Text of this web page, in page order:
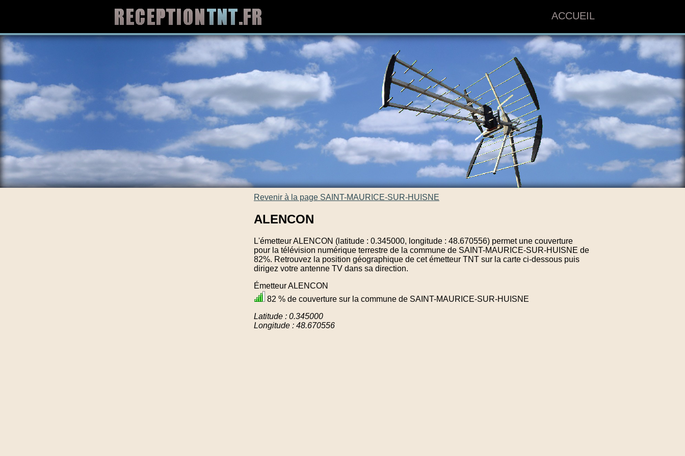
ACCUEIL
Revenir à la page SAINT-MAURICE-SUR-HUISNE
ALENCON
L'émetteur ALENCON (latitude : 0.345000, longitude : 48.670556) permet une couverture
pour la télévision numérique terrestre de la commune de SAINT-MAURICE-SUR-HUISNE de
82%. Retrouvez la position géographique de cet émetteur TNT sur la carte ci-dessous puis
dirigez votre antenne TV dans sa direction.
Émetteur ALENCON
82 % de couverture sur la commune de SAINT-MAURICE-SUR-HUISNE
Latitude : 0.345000
Longitude : 48.670556